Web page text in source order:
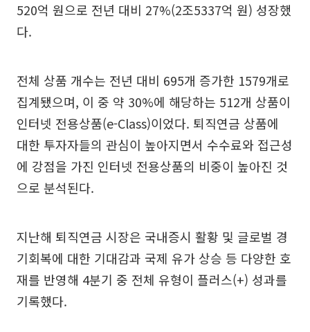
520억 원으로 전년 대비 27%(2조5337억 원) 성장했
다.
전체 상품 개수는 전년 대비 695개 증가한 1579개로
집계됐으며, 이 중 약 30%에 해당하는 512개 상품이
인터넷 전용상품(e-Class)이었다. 퇴직연금 상품에
대한 투자자들의 관심이 높아지면서 수수료와 접근성
에 강점을 가진 인터넷 전용상품의 비중이 높아진 것
으로 분석된다.
지난해 퇴직연금 시장은 국내증시 활황 및 글로벌 경
기회복에 대한 기대감과 국제 유가 상승 등 다양한 호
재를 반영해 4분기 중 전체 유형이 플러스(+) 성과를
기록했다.